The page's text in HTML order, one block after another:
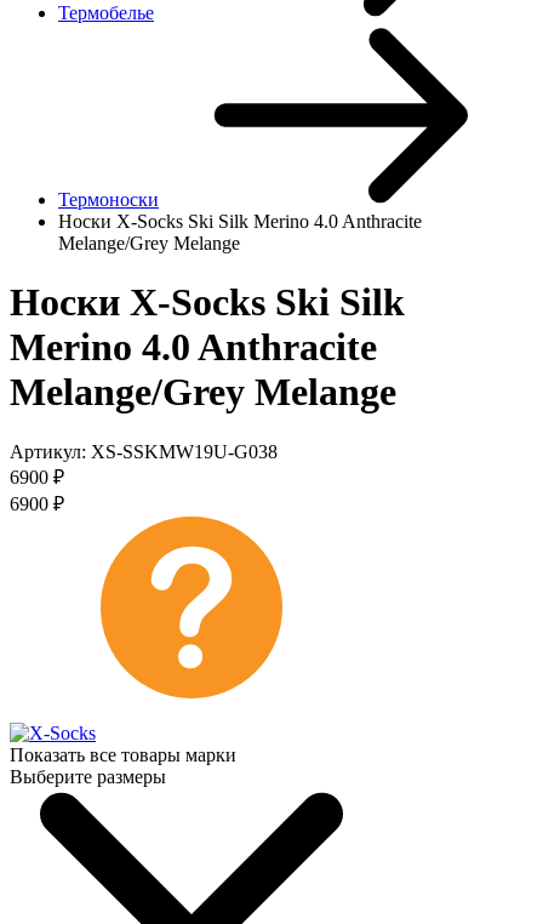
Термобелье
Термоноски
Носки X-Socks Ski Silk Merino 4.0 Anthracite
Melange/Grey Melange
Носки X-Socks Ski Silk
Merino 4.0 Anthracite
Melange/Grey Melange
Артикул: XS-SSKMW19U-G038
6900 ₽
6900 ₽
Показать все товары марки
Выберите размеры